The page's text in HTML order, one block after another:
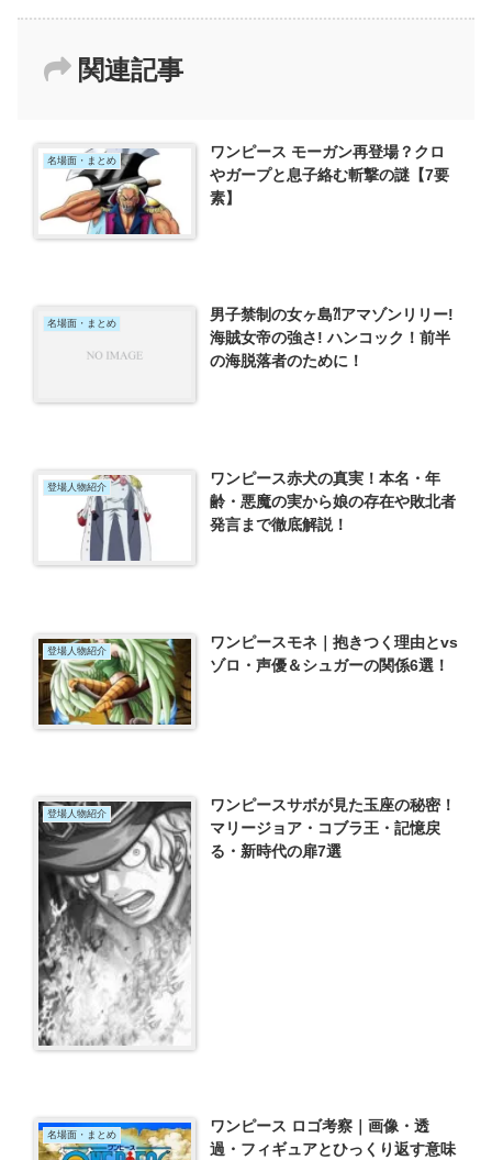
関連記事
名場面・まとめ
ワンピース モーガン再登場？クロ
やガープと息子絡む斬撃の謎【7要
素】
名場面・まとめ
男子禁制の女ヶ島⁈アマゾンリリー!
海賊女帝の強さ! ハンコック！前半
の海脱落者のために！
登場人物紹介
ワンピース赤犬の真実！本名・年
齢・悪魔の実から娘の存在や敗北者
発言まで徹底解説！
登場人物紹介
ワンピースモネ｜抱きつく理由とvs
ゾロ・声優＆シュガーの関係6選！
登場人物紹介
ワンピースサボが見た玉座の秘密！
マリージョア・コブラ王・記憶戻
る・新時代の扉7選
名場面・まとめ
ワンピース ロゴ考察｜画像・透
過・フィギュアとひっくり返す意味